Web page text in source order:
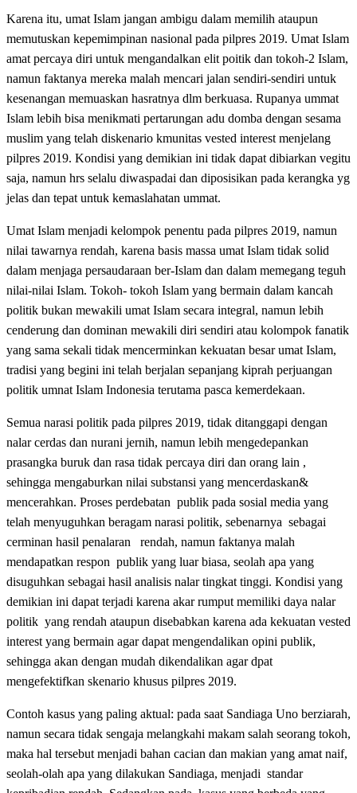
Karena itu, umat Islam jangan ambigu dalam memilih ataupun
memutuskan kepemimpinan nasional pada pilpres 2019. Umat Islam
amat percaya diri untuk mengandalkan elit poitik dan tokoh-2 Islam,
namun faktanya mereka malah mencari jalan sendiri-sendiri untuk
kesenangan memuaskan hasratnya dlm berkuasa. Rupanya ummat
Islam lebih bisa menikmati pertarungan adu domba dengan sesama
muslim yang telah diskenario kmunitas vested interest menjelang
pilpres 2019. Kondisi yang demikian ini tidak dapat dibiarkan vegitu
saja, namun hrs selalu diwaspadai dan diposisikan pada kerangka yg
jelas dan tepat untuk kemaslahatan ummat.
Umat Islam menjadi kelompok penentu pada pilpres 2019, namun
nilai tawarnya rendah, karena basis massa umat Islam tidak solid
dalam menjaga persaudaraan ber-Islam dan dalam memegang teguh
nilai-nilai Islam. Tokoh- tokoh Islam yang bermain dalam kancah
politik bukan mewakili umat Islam secara integral, namun lebih
cenderung dan dominan mewakili diri sendiri atau kolompok fanatik
yang sama sekali tidak mencerminkan kekuatan besar umat Islam,
tradisi yang begini ini telah berjalan sepanjang kiprah perjuangan
politik umnat Islam Indonesia terutama pasca kemerdekaan.
Semua narasi politik pada pilpres 2019, tidak ditanggapi dengan
nalar cerdas dan nurani jernih, namun lebih mengedepankan
prasangka buruk dan rasa tidak percaya diri dan orang lain ,
sehingga mengaburkan nilai substansi yang mencerdaskan&
mencerahkan. Proses perdebatan publik pada sosial media yang
telah menyuguhkan beragam narasi politik, sebenarnya sebagai
cerminan hasil penalaran rendah, namun faktanya malah
mendapatkan respon publik yang luar biasa, seolah apa yang
disuguhkan sebagai hasil analisis nalar tingkat tinggi. Kondisi yang
demikian ini dapat terjadi karena akar rumput memiliki daya nalar
politik yang rendah ataupun disebabkan karena ada kekuatan vested
interest yang bermain agar dapat mengendalikan opini publik,
sehingga akan dengan mudah dikendalikan agar dpat
mengefektifkan skenario khusus pilpres 2019.
Contoh kasus yang paling aktual: pada saat Sandiaga Uno berziarah,
namun secara tidak sengaja melangkahi makam salah seorang tokoh,
maka hal tersebut menjadi bahan cacian dan makian yang amat naif,
seolah-olah apa yang dilakukan Sandiaga, menjadi standar